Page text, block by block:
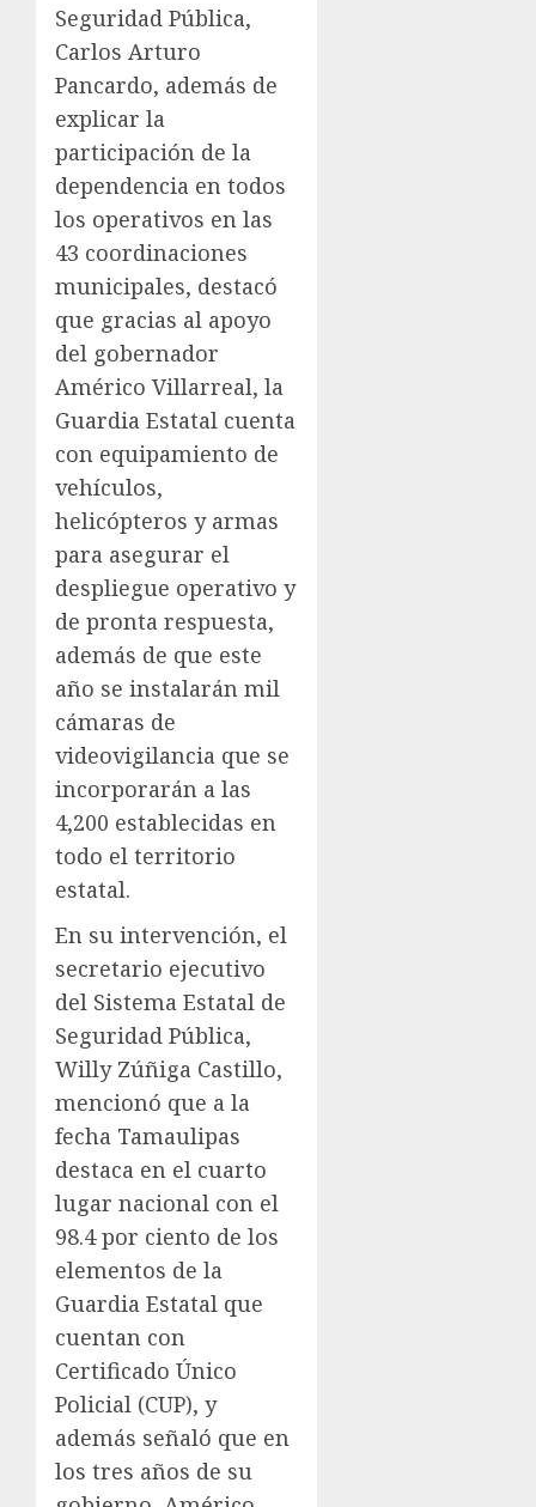
Seguridad Pública,
Carlos Arturo
Pancardo, además de
explicar la
participación de la
dependencia en todos
los operativos en las
43 coordinaciones
municipales, destacó
que gracias al apoyo
del gobernador
Américo Villarreal, la
Guardia Estatal cuenta
con equipamiento de
vehículos,
helicópteros y armas
para asegurar el
despliegue operativo y
de pronta respuesta,
además de que este
año se instalarán mil
cámaras de
videovigilancia que se
incorporarán a las
4,200 establecidas en
todo el territorio
estatal.
En su intervención, el
secretario ejecutivo
del Sistema Estatal de
Seguridad Pública,
Willy Zúñiga Castillo,
mencionó que a la
fecha Tamaulipas
destaca en el cuarto
lugar nacional con el
98.4 por ciento de los
elementos de la
Guardia Estatal que
cuentan con
Certificado Único
Policial (CUP), y
además señaló que en
los tres años de su